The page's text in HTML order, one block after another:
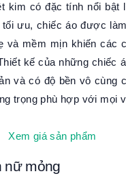
kim có đặc tính nổi bật
ưu, chiếc áo được
và mềm mịn khiến các
kế của những chiếc
và có độ bền vô cùng
trọng phù hợp với mọi
Xem giá sản phẩm
nữ mỏng